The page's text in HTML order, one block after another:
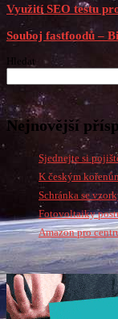
Využití SEO testu
Souboj fastfoodů –
Hledat
Nejnovější
Sjednejte si
K českým
Schránka se
Fotovoltaiky
Amazon pro